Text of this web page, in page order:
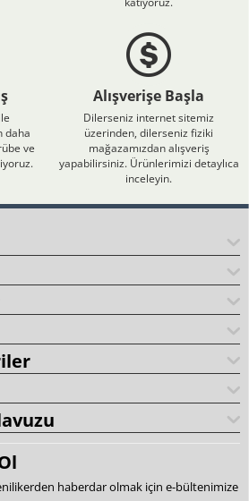
daha
ve
Alışverişe Başla
Dilerseniz internet sitemiz
üzerinden, dilerseniz fiziki
mağazamızdan alışveriş
yapabilirsiniz. Ürünlerimizi detaylıca
inceleyin.
haberdar olmak için e-bültenimize